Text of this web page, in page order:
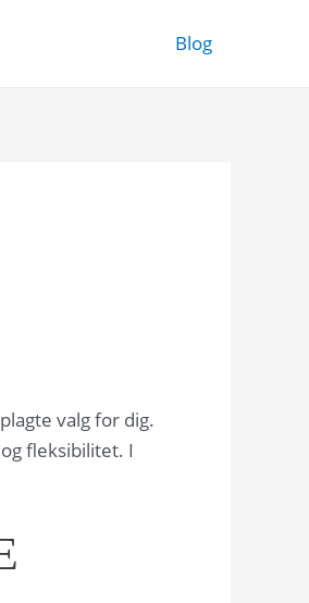
Blog
valg for dig.
fleksibilitet. I